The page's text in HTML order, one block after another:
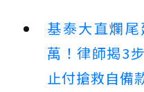
基泰大直爛
萬！律師揭3
止付搶救自備